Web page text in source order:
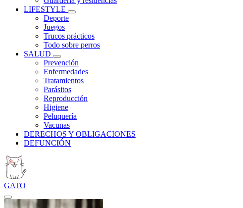
LIFESTYLE
Deporte
Juegos
Trucos prácticos
Todo sobre perros
SALUD
Prevención
Enfermedades
Tratamientos
Parásitos
Reproducción
Higiene
Peluquería
Vacunas
DERECHOS Y OBLIGACIONES
DEFUNCIÓN
GATO